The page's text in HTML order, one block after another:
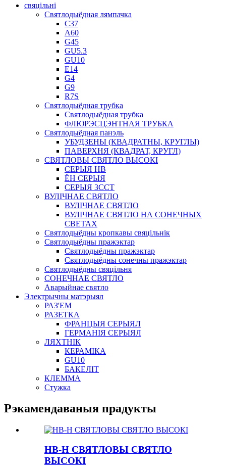
свяцільні
Святлодыёдная лямпачка
C37
A60
G45
GU5.3
GU10
E14
G4
G9
R7S
Святлодыёдная трубка
Святлодыёдная трубка
ФЛЮРЭСЦЭНТНАЯ ТРУБКА
Святлодыёдная панэль
УБУДЗЕНЫ (КВАДРАТНЫ, КРУГЛЫ)
ПАВЕРХНЯ (КВАДРАТ, КРУГЛ)
СВЯТЛОВЫ СВЯТЛО ВЫСОКІ
СЕРЫЯ HB
ЁН СЕРЫЯ
СЕРЫЯ 3CCT
ВУЛІЧНАЕ СВЯТЛО
ВУЛІЧНАЕ СВЯТЛО
ВУЛІЧНАЕ СВЯТЛО НА СОНЕЧНЫХ
СВЕТАХ
Святлодыёдны кропкавы свяцільнік
Святлодыёдны пражэктар
Святлодыёдны пражэктар
Святлодыёдны сонечны пражэктар
Святлодыёдны свяцільня
СОНЕЧНАЕ СВЯТЛО
Аварыйнае святло
Электрычны матэрыял
РАЗ'ЕМ
РАЗЕТКА
ФРАНЦЫЯ СЕРЫЯЛ
ГЕРМАНІЯ СЕРЫЯЛ
ЛЯХТНІК
КЕРАМІКА
GU10
БАКЕЛІТ
КЛЕММА
Стужка
Рэкамендаваныя прадукты
HB-H СВЯТЛОВЫ СВЯТЛО
ВЫСОКІ